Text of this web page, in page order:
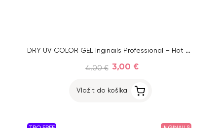
DRY UV COLOR GEL Inginails Professional – Hot Pink 127, 5ml
4,00 € 3,00 €
Vložiť do košíka